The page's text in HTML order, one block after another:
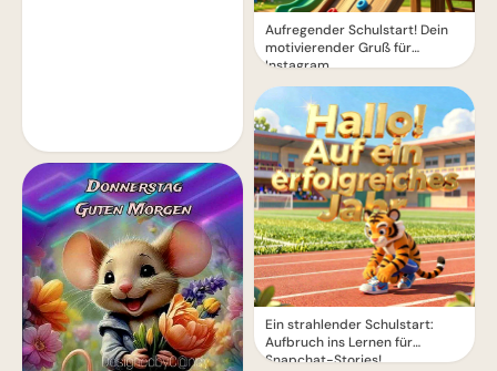
Aufregender Schulstart! Dein
motivierender Gruß für
Instagram
Ein strahlender Schulstart:
Aufbruch ins Lernen für
Snapchat-Stories!